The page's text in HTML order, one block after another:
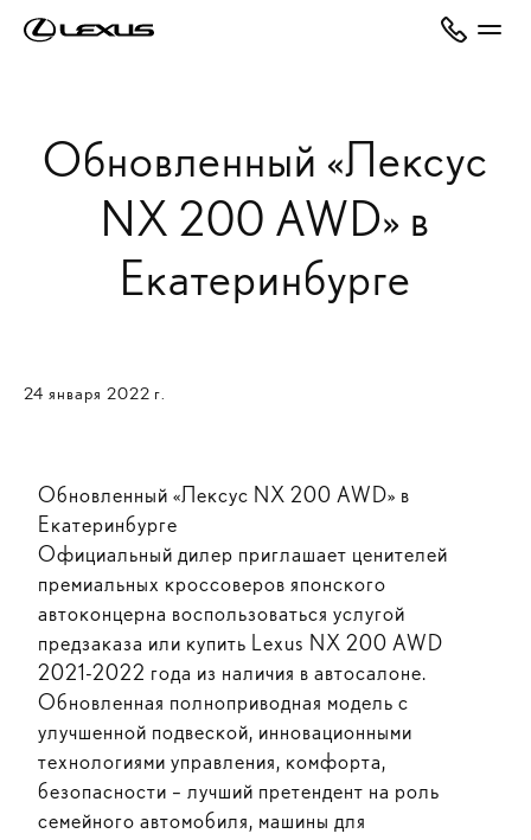
Обновленный «Лексус
NX 200 AWD» в
Екатеринбурге
24 января 2022 г.
Обновленный «Лексус NX 200 AWD» в
Екатеринбурге
Официальный дилер приглашает ценителей
премиальных кроссоверов японского
автоконцерна воспользоваться услугой
предзаказа или купить Lexus NX 200 AWD
2021-2022 года из наличия в автосалоне.
Обновленная полноприводная модель с
улучшенной подвеской, инновационными
технологиями управления, комфорта,
безопасности – лучший претендент на роль
семейного автомобиля, машины для